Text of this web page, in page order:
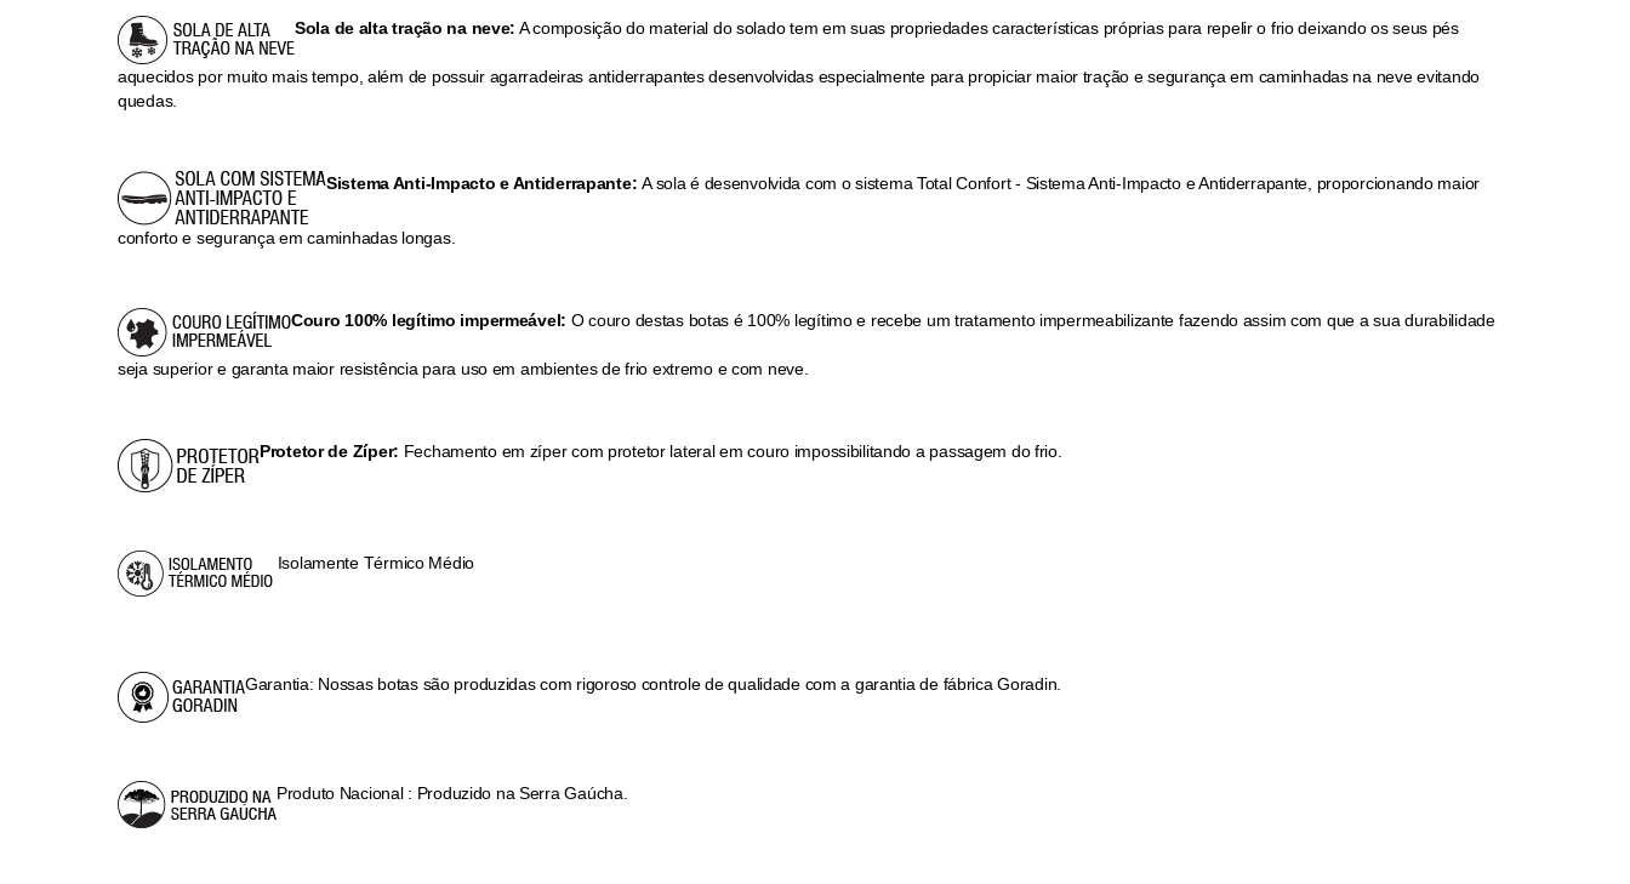
Sola de alta tração na neve: A composição do material do solado tem em suas propriedades características próprias para repelir o frio deixando os seus pés
aquecidos por muito mais tempo, além de possuir agarradeiras antiderrapantes desenvolvidas especialmente para propiciar maior tração e segurança em caminhadas na neve evitando
quedas.
Sistema Anti-Impacto e Antiderrapante:A sola é desenvolvida com o sistema Total Confort - Sistema Anti-Impacto e Antiderrapante, proporcionando maior
conforto e segurança em caminhadas longas.
Couro 100% legítimo impermeável: O couro destas botas é 100% legítimo e recebe um tratamento impermeabilizante fazendo assim com que a sua durabilidade
seja superior e garanta maior resistência para uso em ambientes de frio extremo e com neve.
Protetor de Zíper: Fechamento em zíper com protetor lateral em couro impossibilitando a passagem do frio.
Isolamente Térmico Médio
Garantia: Nossas botas são produzidas com rigoroso controle de qualidade com a garantia de fábrica Goradin.
Produto Nacional : Produzido na Serra Gaúcha.